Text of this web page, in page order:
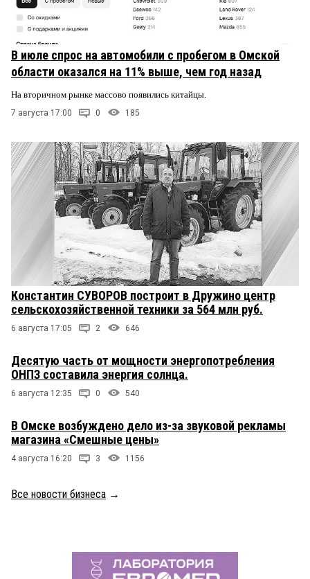
В июле спрос на автомобили с пробегом в Омской
области оказался на 11% выше, чем год назад
На вторичном рынке массово появились китайцы.
7 августа 17:00 0 185
Константин СУВОРОВ построит в Дружино центр
сельскохозяйственной техники за 564 млн руб.
6 августа 17:05 2 646
Десятую часть от мощности энергопотребления
ОНПЗ составила энергия солнца.
6 августа 12:35 0 540
В Омске возбуждено дело из-за звуковой рекламы
магазина «Смешные цены»
4 августа 16:20 3 1156
Все новости бизнеса →